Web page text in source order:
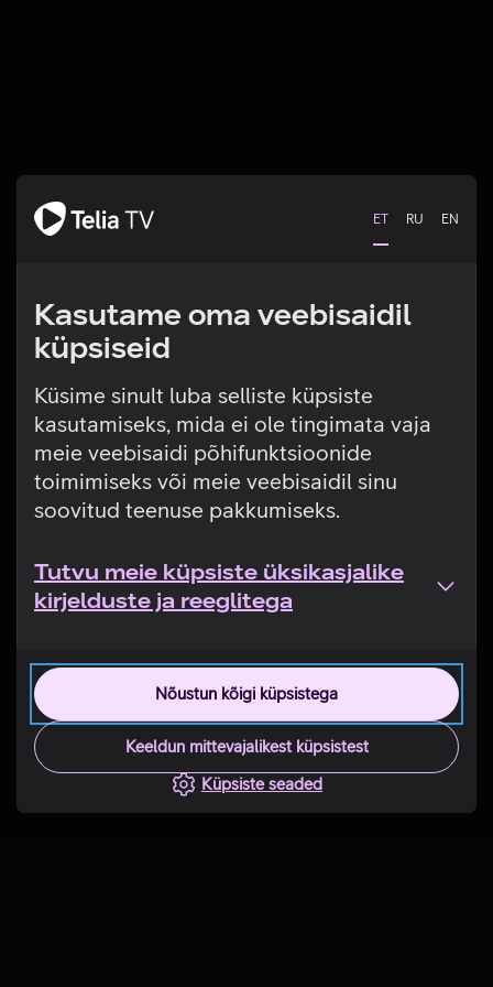
ET RU EN
Kasutame oma veebisaidil
küpsiseid
Küsime sinult luba selliste küpsiste
kasutamiseks, mida ei ole tingimata vaja
meie veebisaidi põhifunktsioonide
toimimiseks või meie veebisaidil sinu
soovitud teenuse pakkumiseks.
Tutvu meie küpsiste üksikasjalike
kirjelduste ja reeglitega
Nõustun kõigi küpsistega
Keeldun mittevajalikest küpsistest
Küpsiste seaded
Tehniline viga